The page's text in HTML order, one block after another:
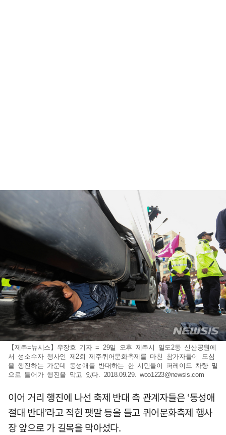
【제주=뉴시스】우장호 기자 = 29일 오후 제주시 일도2동 신산공원에
서 성소수자 행사인 제2회 제주퀴어문화축제를 마친 참가자들이 도심
을 행진하는 가운데 동성애를 반대하는 한 시민들이 퍼레이드 차량 밑
으로 들어가 행진을 막고 있다. 2018.09.29. woo1223@newsis.com
이어 거리 행진에 나선 축제 반대 측 관계자들은 ‘동성애
절대 반대’라고 적힌 팻말 등을 들고 퀴어문화축제 행사
장 앞으로 가 길목을 막아섰다.